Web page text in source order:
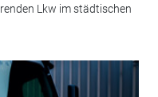
Lkw im städtischen